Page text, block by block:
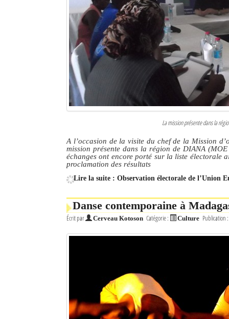
La mission présente dans la
A l’occasion de la visite du chef de la Mission
mission présente dans la région de DIANA
échanges ont encore porté sur la liste
proclamation des résultats
Lire la suite : Observation électorale de l’Union
Danse contemporaine à
Écrit par Cerveau Kotoson Catégorie : Culture Publication :